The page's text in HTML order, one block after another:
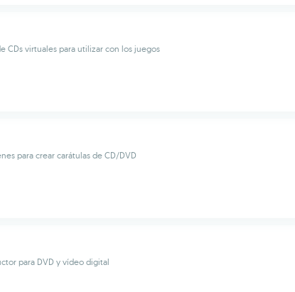
CDs virtuales para utilizar con los juegos
para crear carátulas de CD/DVD
para DVD y vídeo digital